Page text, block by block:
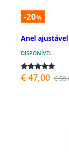
-20%
Anel
DISPONÍVEL
€ 47,00 €